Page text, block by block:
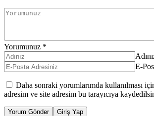
Yorumunuz *
E-
Daha sonraki yorumlarımda kullanılması
adresim ve site adresim bu tarayıcıya
Yorum Gönder Giriş Yap